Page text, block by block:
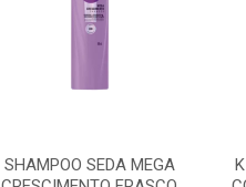
SHAMPOO SEDA MEGA